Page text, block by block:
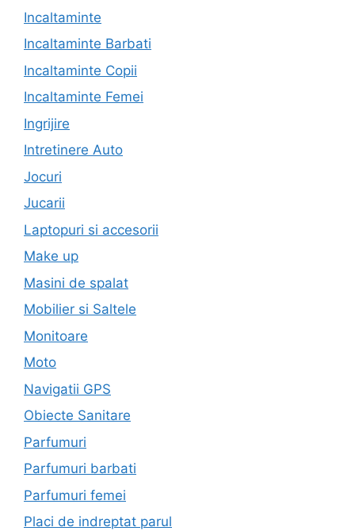
Incaltaminte
Incaltaminte Barbati
Incaltaminte Copii
Incaltaminte Femei
Ingrijire
Intretinere Auto
Jocuri
Jucarii
Laptopuri si accesorii
Make up
Masini de spalat
Mobilier si Saltele
Monitoare
Moto
Navigatii GPS
Obiecte Sanitare
Parfumuri
Parfumuri barbati
Parfumuri femei
Placi de indreptat parul